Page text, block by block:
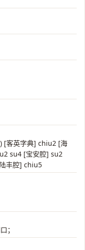
[客英字典] chiu2 [海
su4 [宝安腔] su2
丰腔] chiu5
；